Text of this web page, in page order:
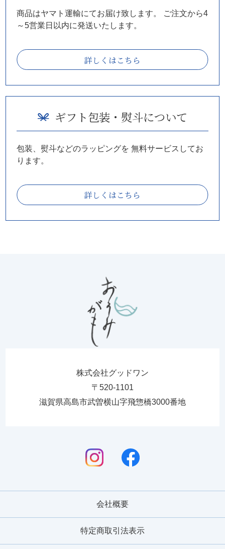
商品はヤマト運輸にてお届け致します。
ご注文から4
～5営業日以内に発送いたします。
詳しくはこちら
ギフト包装・熨斗について
包装、熨斗などのラッピングを 無料サービスしてお
ります。
詳しくはこちら
株式会社グッドワン
〒520-1101
滋賀県高島市武曽横山字飛惣橋3000番地
会社概要
特定商取引法表示